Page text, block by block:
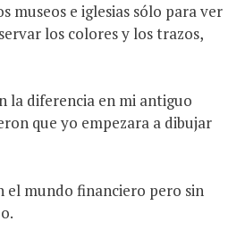
museos e iglesias sólo para ver
los colores y los trazos,
la diferencia en mi antiguo
que yo empezara a dibujar
el mundo financiero pero sin